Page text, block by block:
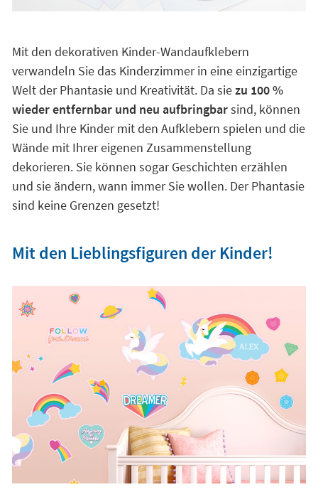
Mit den dekorativen Kinder-Wandaufklebern
verwandeln Sie das Kinderzimmer in eine einzigartige
Welt der Phantasie und Kreativität. Da siezu 100 %
wieder entfernbar und neu aufbringbarsind, können
Sie und Ihre Kinder mit den Aufklebern spielen und die
Wände mit Ihrer eigenen Zusammenstellung
dekorieren. Sie können sogar Geschichten erzählen
und sie ändern, wann immer Sie wollen. Der Phantasie
sind keine Grenzen gesetzt!
Mit den Lieblingsfiguren der Kinder!